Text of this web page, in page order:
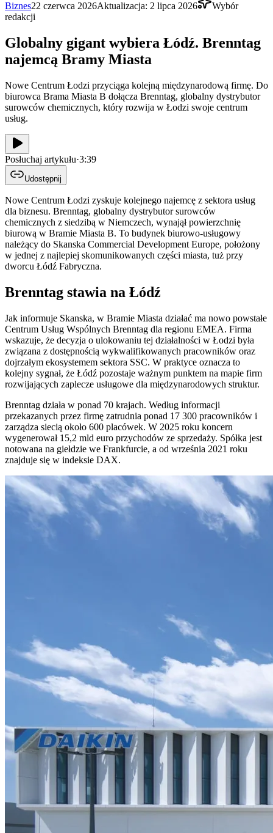
Biznes22 czerwca 2026Aktualizacja: 2 lipca 2026
Wybór
redakcji
Globalny gigant wybiera Łódź. Brenntag
najemcą Bramy Miasta
Nowe Centrum Łodzi przyciąga kolejną międzynarodową firmę. Do
biurowca Brama Miasta B dołącza Brenntag, globalny dystrybutor
surowców chemicznych, który rozwija w Łodzi swoje centrum
usług.
Posłuchaj artykułu·3:39
Udostępnij
Nowe Centrum Łodzi zyskuje kolejnego najemcę z sektora usług
dla biznesu. Brenntag, globalny dystrybutor surowców
chemicznych z siedzibą w Niemczech, wynajął powierzchnię
biurową w Bramie Miasta B. To budynek biurowo-usługowy
należący do Skanska Commercial Development Europe, położony
w jednej z najlepiej skomunikowanych części miasta, tuż przy
dworcu Łódź Fabryczna.
Brenntag stawia na Łódź
Jak informuje Skanska, w Bramie Miasta działać ma nowo powstałe
Centrum Usług Wspólnych Brenntag dla regionu EMEA. Firma
wskazuje, że decyzja o ulokowaniu tej działalności w Łodzi była
związana z dostępnością wykwalifikowanych pracowników oraz
dojrzałym ekosystemem sektora SSC. W praktyce oznacza to
kolejny sygnał, że Łódź pozostaje ważnym punktem na mapie firm
rozwijających zaplecze usługowe dla międzynarodowych struktur.
Brenntag działa w ponad 70 krajach. Według informacji
przekazanych przez firmę zatrudnia ponad 17 300 pracowników i
zarządza siecią około 600 placówek. W 2025 roku koncern
wygenerował 15,2 mld euro przychodów ze sprzedaży. Spółka jest
notowana na giełdzie we Frankfurcie, a od września 2021 roku
znajduje się w indeksie DAX.